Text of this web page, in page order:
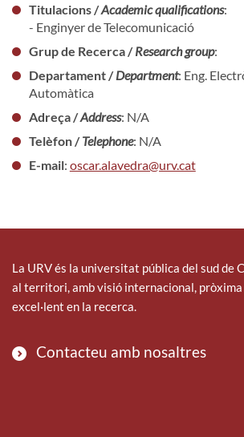
Titulacions /Academic qualifications:
- Enginyer de Telecomunicació
Grup de Recerca /Research group:
Departament /Department: Eng.
Automàtica
Adreça /Address: N/A
Telèfon /Telephone: N/A
E-mail: oscar.alavedra@urv.cat
La URV és la universitat pública del sud de
al territori, amb visió internacional, pròxima
excel·lent en la recerca.
Contacteu amb nosaltres